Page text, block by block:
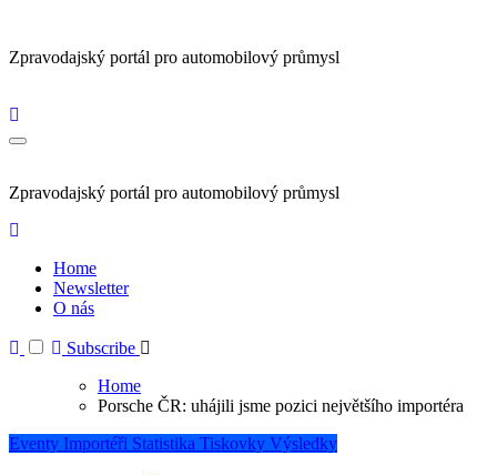
Zpravodajský portál pro automobilový průmysl
Zpravodajský portál pro automobilový průmysl
Home
Newsletter
O nás
Subscribe
Home
Porsche ČR: uhájili jsme pozici největšího importéra
Eventy Importéři Statistika Tiskovky Výsledky